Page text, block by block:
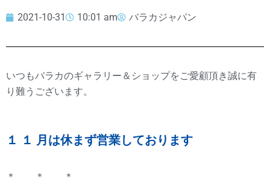
2021-10-31 10:01 am バラカジャパン
いつもバラカのギャラリー＆ショップをご愛顧頂き誠に有
り難うございます。
１ １ 月は休まず営業しております
＊ ＊ ＊